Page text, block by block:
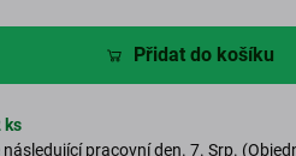
Přidat do košíku
ks
následující pracovní den. 7. Srp.